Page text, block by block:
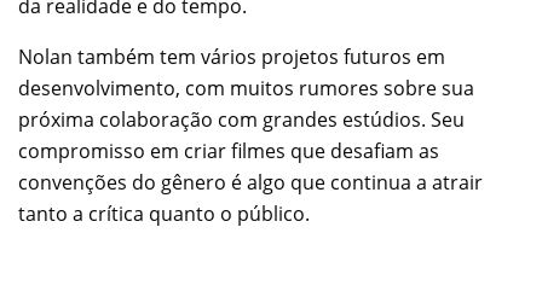
da realidade e do tempo.
Nolan também tem vários projetos futuros em
desenvolvimento, com muitos rumores sobre sua
próxima colaboração com grandes estúdios. Seu
compromisso em criar filmes que desafiam as
convenções do gênero é algo que continua a atrair
tanto a crítica quanto o público.